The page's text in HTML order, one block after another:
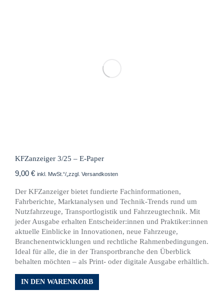
KFZanzeiger 3/25 – E-Paper
9,00 € inkl. MwSt.“/„zzgl. Versandkosten
Der KFZanzeiger bietet fundierte Fachinformationen,
Fahrberichte, Marktanalysen und Technik-Trends rund um
Nutzfahrzeuge, Transportlogistik und Fahrzeugtechnik. Mit
jeder Ausgabe erhalten Entscheider:innen und Praktiker:innen
aktuelle Einblicke in Innovationen, neue Fahrzeuge,
Branchenentwicklungen und rechtliche Rahmenbedingungen.
Ideal für alle, die in der Transportbranche den Überblick
behalten möchten – als Print- oder digitale Ausgabe erhältlich.
IN DEN WARENKORB